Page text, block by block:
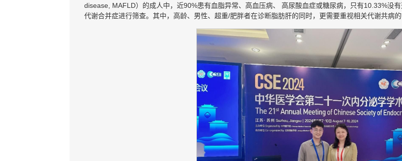
disease, MAFLD）的成人中，近90%患有血脂异常、高血压病、 高尿酸血症或糖尿病，只有10.33%没
代谢合并症进行筛查。其中，高龄、男性、超重/肥胖者在诊断脂肪肝的同时，更需要重视相关代谢共病的